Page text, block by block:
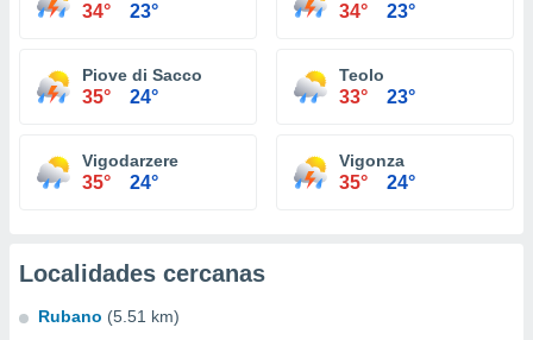
34° 23° 34° 23°
Piove di Sacco
35° 24°
Teolo
33° 23°
Vigodarzere
35° 24°
Vigonza
35° 24°
Localidades cercanas
Rubano (5.51 km)